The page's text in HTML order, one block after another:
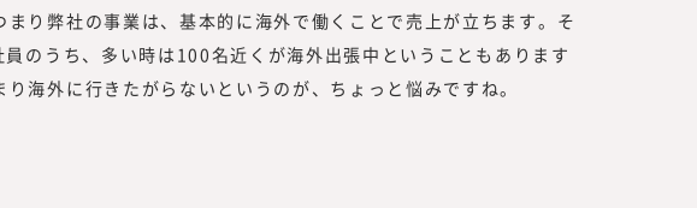
まり弊社の事業は、基本的に海外で働くことで売上が立ちます。そ
のうち、多い時は100名近くが海外出張中ということもあります
海外に行きたがらないというのが、ちょっと悩みですね。